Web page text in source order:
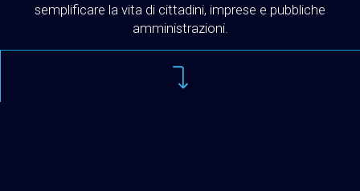
semplificare la vita di cittadini, imprese e pubbliche
amministrazioni.